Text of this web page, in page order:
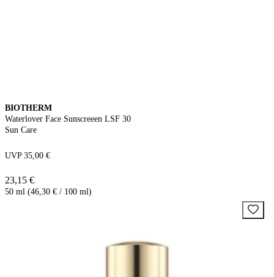
BIOTHERM
Waterlover Face Sunscreeen LSF 30
Sun Care
UVP 35,00 €
23,15 €
50 ml (46,30 € / 100 ml)